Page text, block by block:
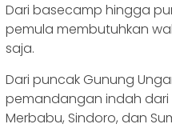
Dari basecamp hingga
pemula membutuhkan
saja.
Dari puncak Gunung
pemandangan indah
Merbabu, Sindoro, dan